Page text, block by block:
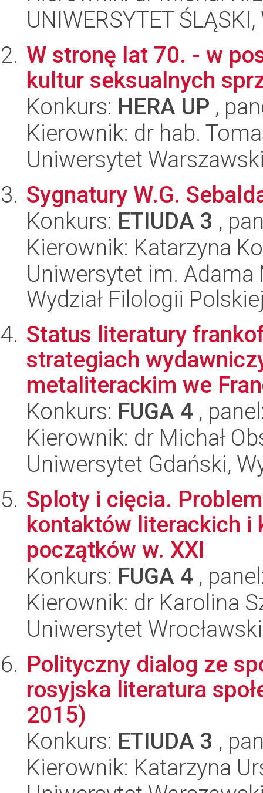
UNIWERSYTET
W stronę lat 70. - w
kultur seksualnych
Konkurs: HERA UP ,
Kierownik: dr hab.
Uniwersytet
Sygnatury W.G.
Konkurs: ETIUDA 3 ,
Kierownik: Katarzyna
Uniwersytet im.
Wydział Filologii
Status literatury
strategiach
metaliterackim we
Konkurs: FUGA 4 ,
Kierownik: dr Michał
Uniwersytet Gdański,
Sploty i cięcia.
kontaktów literackich i
początków w. XXI
Konkurs: FUGA 4 ,
Kierownik: dr Karolina
Uniwersytet
Polityczny dialog ze
rosyjska literatura
2015)
Konkurs: ETIUDA 3 ,
Kierownik: Katarzyna